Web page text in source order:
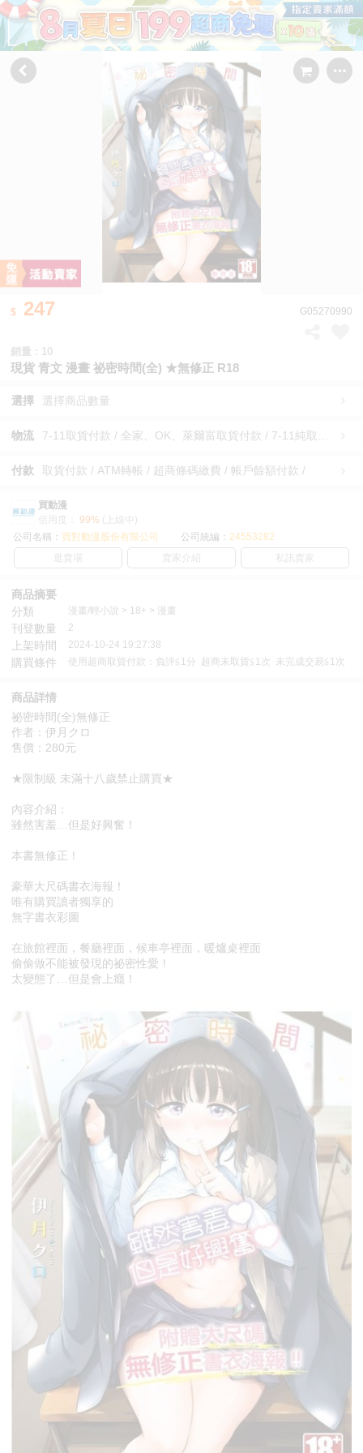
247 G05270990
銷量 : 10
現貨 青文 漫畫 祕密時間(全) ★無修正 R18
選擇 選擇商品數量
物流
付款 取貨付款 / ATM轉帳 / 超商條碼繳費 / 帳戶餘額付款 /
買動漫
信用度：
99% (上線中)
公司名稱： 買對動漫股份有限公司 公司統編： 24553282
逛賣場
賣家介紹 私訊賣家
商品摘要
分類
漫畫/輕小說 > 18+ > 漫畫
刊登數量 2
上架時間 2024-10-24 19:27:38
購買條件 使用超商取貨付款：負評≦1分 超商未取貨≦1次 未完成交易≦1次
商品詳情
祕密時間(全)無修正
作者：伊月クロ
售價：280元
★限制級 未滿十八歲禁止購買★
內容介紹：
雖然害羞…但是好興奮！
本書無修正！
豪華大尺碼書衣海報！
唯有購買讀者獨享的
無字書衣彩圖
在旅館裡面，餐廳裡面，候車亭裡面，暖爐桌裡面
偷偷做不能被發現的祕密性愛！
太變態了…但是會上癮！